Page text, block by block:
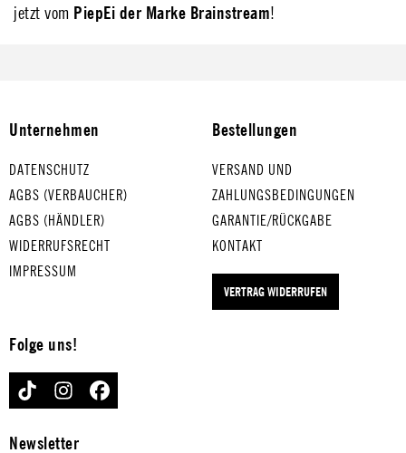
jetzt vom PiepEi der Marke Brainstream!
Unternehmen
DATENSCHUTZ
AGBS (VERBAUCHER)
AGBS (HÄNDLER)
WIDERRUFSRECHT
IMPRESSUM
Bestellungen
VERSAND UND
ZAHLUNGSBEDINGUNGEN
GARANTIE/RÜCKGABE
KONTAKT
VERTRAG WIDERRUFEN
Folge uns!
TIKTOK INSTAGRAMFACEBOOK
Newsletter